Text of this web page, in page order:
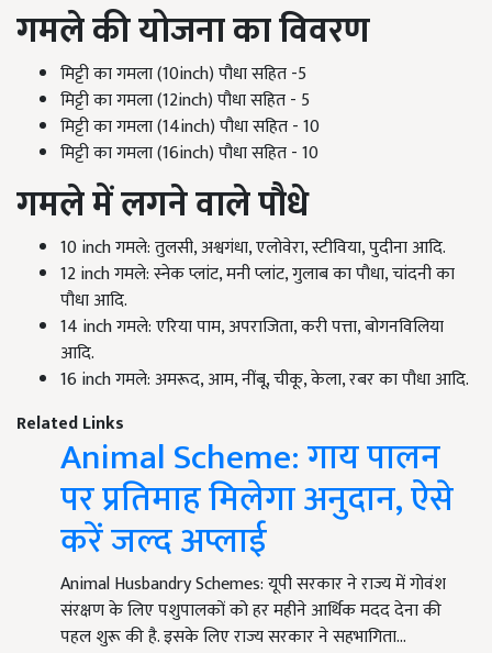
गमले की योजना का विवरण
मिट्टी का गमला (10inch) पौधा सहित -5
मिट्टी का गमला (12inch) पौधा सहित - 5
मिट्टी का गमला (14inch) पौधा सहित - 10
मिट्टी का गमला (16inch) पौधा सहित - 10
गमले में लगने वाले पौधे
10 inch गमले: तुलसी, अश्वगंधा, एलोवेरा, स्टीविया, पुदीना आदि.
12 inch गमले: स्नेक प्लांट, मनी प्लांट, गुलाब का पौधा, चांदनी का
पौधा आदि.
14 inch गमले: एरिया पाम, अपराजिता, करी पत्ता, बोगनविलिया
आदि.
16 inch गमले: अमरूद, आम, नींबू, चीकू, केला, रबर का पौधा आदि.
Related Links
Animal Scheme: गाय पालन
पर प्रतिमाह मिलेगा अनुदान, ऐसे
करें जल्द अप्लाई
Animal Husbandry Schemes: यूपी सरकार ने राज्य में गोवंश
संरक्षण के लिए पशुपालकों को हर महीने आर्थिक मदद देना की
पहल शुरू की है. इसके लिए राज्य सरकार ने सहभागिता…